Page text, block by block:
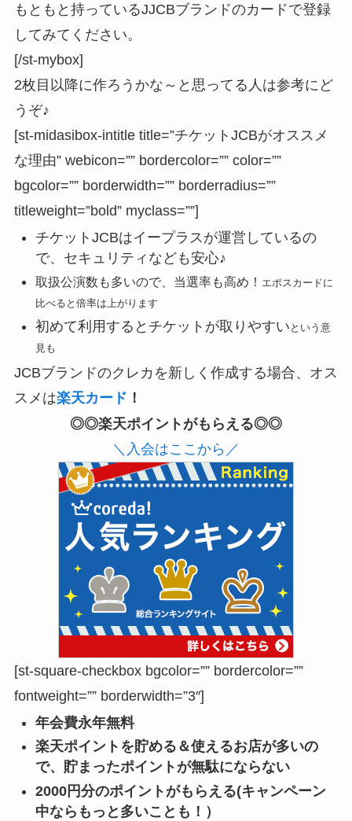
もともと持っているJJCBブランドのカードで登録
してみてください。
[/st-mybox]
2枚目以降に作ろうかな～と思ってる人は参考にど
うぞ♪
[st-midasibox-intitle title=”チケットJCBがオススメ
な理由” webicon=”” bordercolor=”” color=””
bgcolor=”” borderwidth=”” borderradius=””
titleweight=”bold” myclass=””]
チケットJCBはイープラスが運営しているの
で、セキュリティなども安心♪
取扱公演数も多いので、当選率も高め ！ エポスカードに
比べると倍率は上がります
初めて利用するとチケットが取りやすい という意
見も
JCBブランドのクレカを新しく作成する場合、オス
スメは楽天カード ！
◎◎楽天ポイントがもらえる◎◎
＼入会はここから／
[st-square-checkbox bgcolor=”” bordercolor=””
fontweight=”” borderwidth=”3″]
年会費永年無料
楽天ポイントを貯める＆使えるお店が多いの
で、貯まったポイントが無駄にならない
2000円分のポイントがもらえる(キャンペーン
中ならもっと多いことも！）